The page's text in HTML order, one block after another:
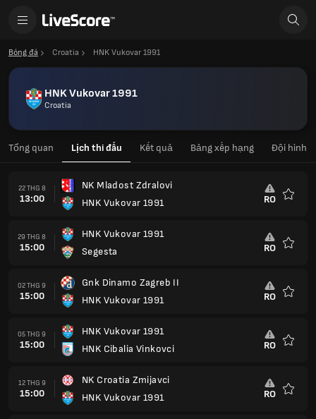
Bóng đá Croatia HNK Vukovar 1991
HNK Vukovar 1991
Croatia
Tổng quan Lịch thi đấu Kết quả Bảng xếp hạng Đội hình
22 THG 8
13:00
NK Mladost Zdralovi
HNK Vukovar 1991
RO
29 THG 8
15:00
HNK Vukovar 1991
Segesta
RO
02 THG 9
15:00
Gnk Dinamo Zagreb II
HNK Vukovar 1991
RO
05 THG 9
15:00
HNK Vukovar 1991
HNK Cibalia Vinkovci
RO
12 THG 9
15:00
NK Croatia Zmijavci
HNK Vukovar 1991
RO